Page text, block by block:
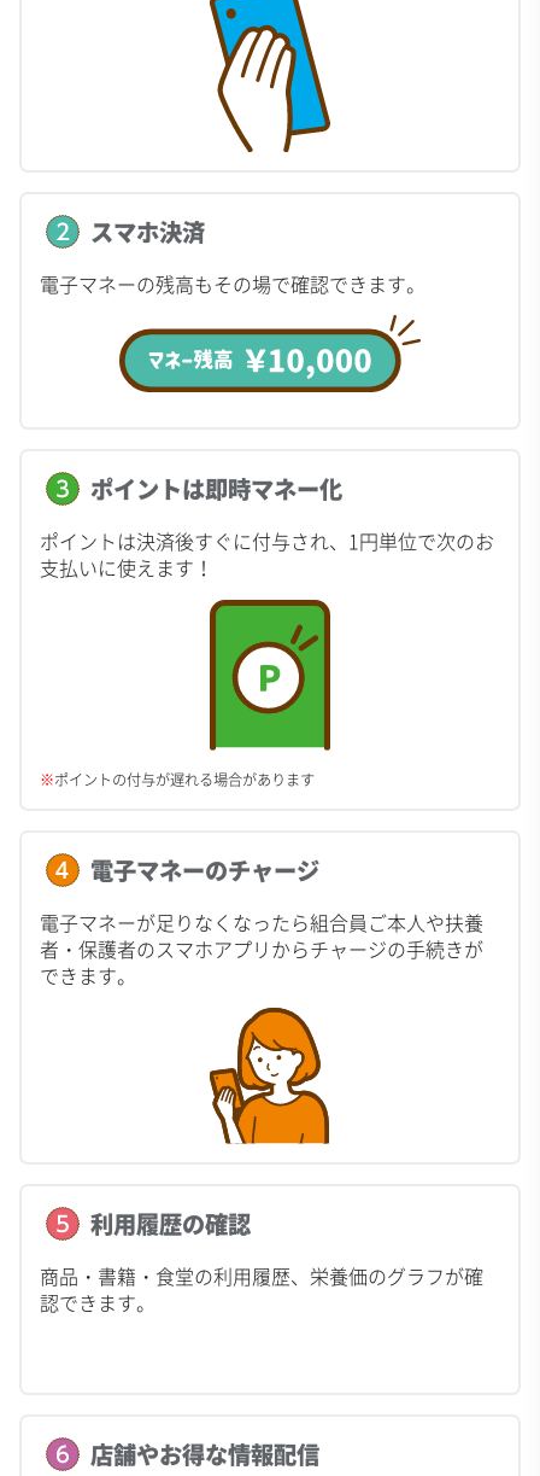
スマホ決済
電子マネーの残高もその場で確認できます。
ポイントは即時マネー化
ポイントは決済後すぐに付与され、1円単位で次のお
支払いに使えます！
※ポイントの付与が遅れる場合があります
電子マネーのチャージ
電子マネーが足りなくなったら組合員ご本人や扶養
者・保護者のスマホアプリからチャージの手続きが
できます。
利用履歴の確認
商品・書籍・食堂の利用履歴、栄養価のグラフが確
認できます。
店舗やお得な情報配信